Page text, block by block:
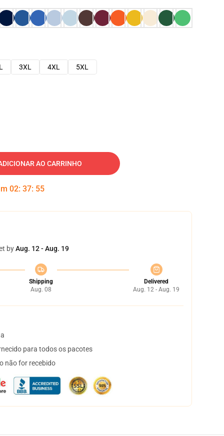
3XL 4XL 5XL
AO CARRINHO
02: 37: 54
byAug. 12 - Aug. 19
Shipping
Aug. 08
Delivered
Aug. 12 - Aug. 19
para todos os pacotes
não for recebido